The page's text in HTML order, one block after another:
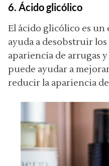
6. Ácido glicólico
El ácido glicólico es
ayuda a desobstruir
apariencia de arrugas
puede ayudar a
reducir la apariencia